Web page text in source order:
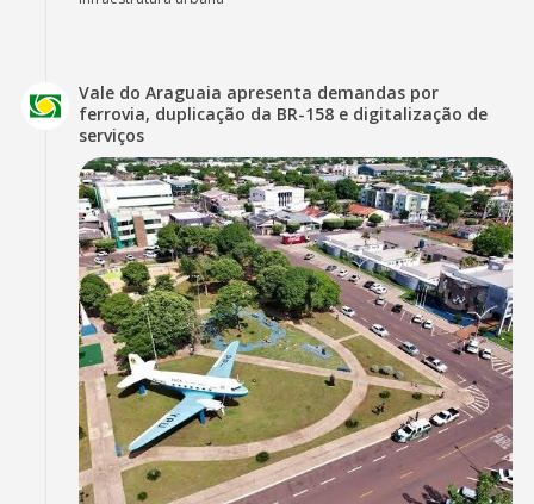
Vale do Araguaia apresenta demandas por
ferrovia, duplicação da BR-158 e digitalização de
serviços